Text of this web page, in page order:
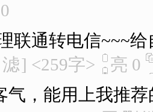
0
联通转电信~~~
滤] <259字> 亮 0
气，能用上我推